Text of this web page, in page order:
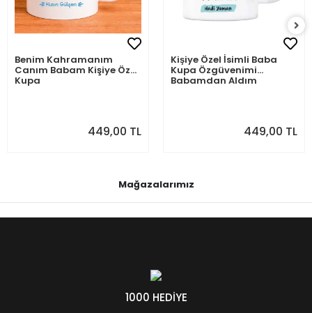
Benim Kahramanım
Canım Babam Kişiye Özel
Kupa
449,00 TL
Kişiye Özel İsimli Baba
Kupa Özgüvenimi
Babamdan Aldım
449,00 TL
Mağazalarımız
1000 HEDİYE